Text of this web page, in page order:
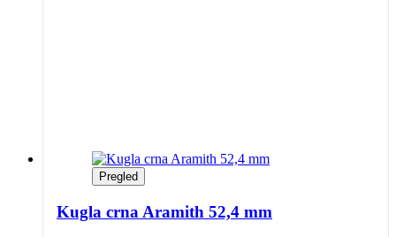
Pregled
Kugla crna Aramith 52,4 mm